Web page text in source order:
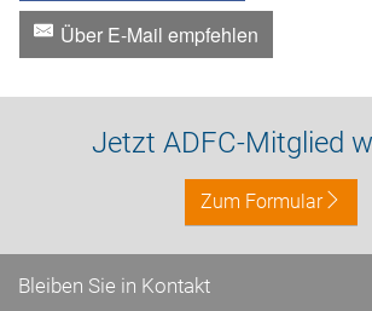
Über E-Mail empfehlen
Jetzt ADFC-Mitglied
Zum Formular
Bleiben Sie in Kontakt